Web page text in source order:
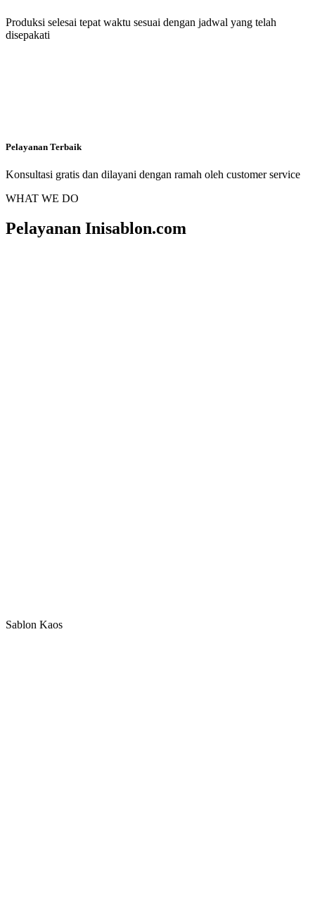
Produksi selesai tepat waktu sesuai dengan jadwal yang telah
disepakati
Pelayanan Terbaik
Konsultasi gratis dan dilayani dengan ramah oleh customer service
WHAT WE DO
Pelayanan Inisablon.com
Sablon Kaos